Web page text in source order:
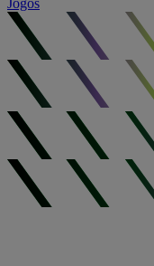
Jogos